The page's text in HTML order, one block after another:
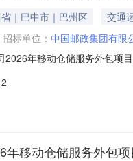
｜巴中市｜巴州区 交通
招标单位： 中国邮政集团有限
2026年移动仓储服务外包项
价总价（含税）40.62万元
年移动仓储服务外包